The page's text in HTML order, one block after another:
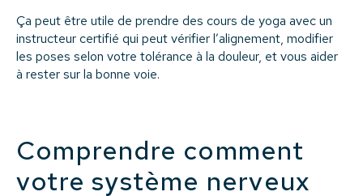
Ça peut être utile de prendre des cours de yoga avec un
instructeur certifié qui peut vérifier l’alignement, modifier
les poses selon votre tolérance à la douleur, et vous aider
à rester sur la bonne voie.
Comprendre comment
votre système nerveux